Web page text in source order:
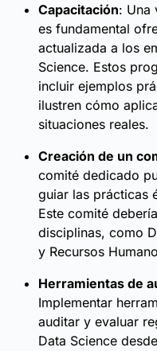
Capacitación: Una
es fundamental
actualizada a los
Science. Estos
incluir ejemplos
ilustren cómo
situaciones reales.
Creación de un
comité dedicado
guiar las prácticas
Este comité
disciplinas, como
y Recursos
Herramientas de
Implementar
auditar y evaluar
Data Science